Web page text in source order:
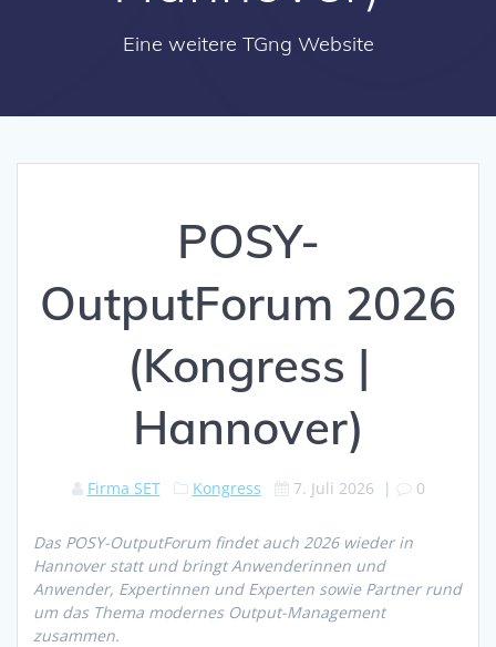
Eine weitere TGng Website
POSY-
OutputForum 2026
(Kongress |
Hannover)
Firma SET Kongress 7. Juli 2026 | 0
Das POSY-OutputForum findet auch 2026 wieder in
Hannover statt und bringt Anwenderinnen und
Anwender, Expertinnen und Experten sowie Partner rund
um das Thema modernes Output-Management
zusammen.